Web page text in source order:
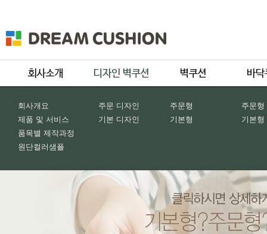
회사개요
제품 및 서비스
품목별 제작과정
원단컬러샘플
주문 디자인
기본 디자인
주문형
기본형
주문형
기본형